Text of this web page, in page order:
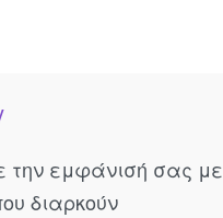
την εμφάνισή σας με
διαρκούν